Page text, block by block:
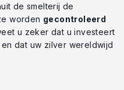
de smelterij de
worden gecontroleerd
u zeker dat u investeert
dat uw zilver wereldwijd